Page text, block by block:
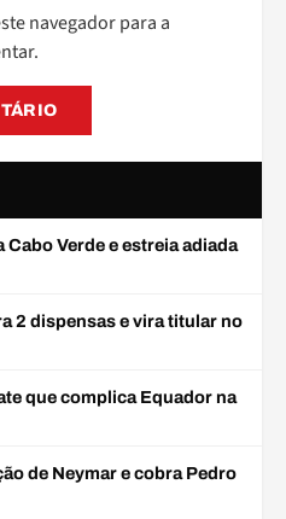
navegador para a
Verde e estreia adiada
2 dispensas e vira titular no
que complica Equador na
de Neymar e cobra Pedro